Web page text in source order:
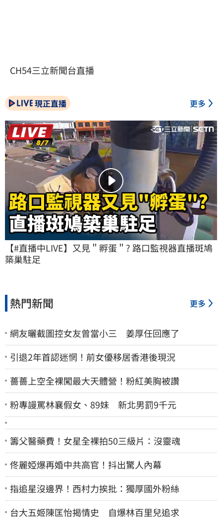
CH54三立新聞台直播
現正直播 更多
【#直播中LIVE】又見＂孵蛋＂? 路口監視器直播斑鳩
築巢駐足
熱門新聞 更多
網友曬截圖控女友曾當小三 姜厚任回應了
引退2年首認迷惘！前女優移居香港後現況
薔薔上空全裸闖最大天體營！粉紅美胸被讚
粉專謾罵林襄假女、89妹 新北男罰9千元
籌父醫藥費！女星全裸拍50三級片：沒靈魂
佟麗婭爆再婚中共高官！抖出驚人內幕
指追星沒邊界！西村力挨批：獨厚國外粉絲
台大五姬陳匡怡揭情史 自爆林百里兒追求